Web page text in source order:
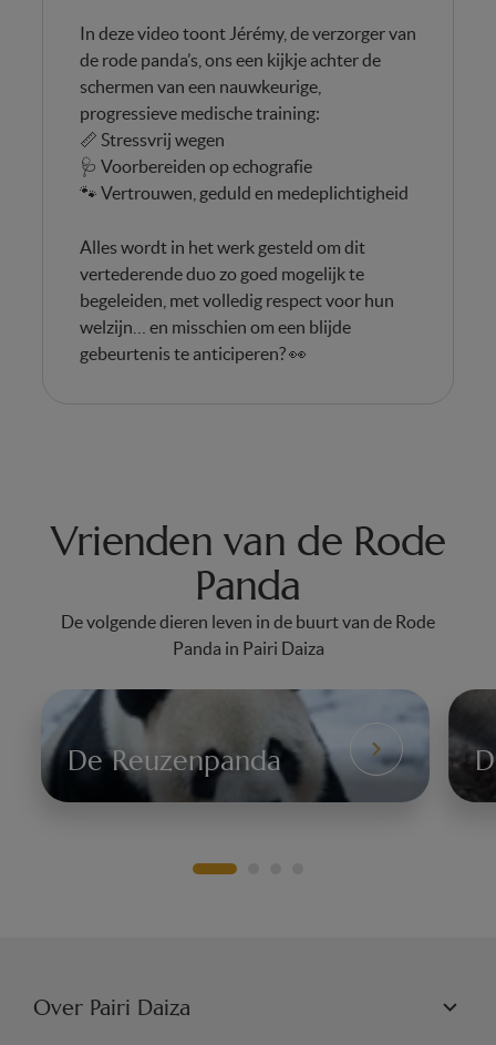
In deze video toont Jérémy, de verzorger van
de rode panda’s, ons een kijkje achter de
schermen van een nauwkeurige,
progressieve medische training:
📏 Stressvrij wegen
🩺 Voorbereiden op echografie
🐾 Vertrouwen, geduld en medeplichtigheid
Alles wordt in het werk gesteld om dit
vertederende duo zo goed mogelijk te
begeleiden, met volledig respect voor hun
welzijn… en misschien om een blijde
gebeurtenis te anticiperen? 👀
Vrienden van de Rode
Panda
De volgende dieren leven in de buurt van de Rode
Panda in Pairi Daiza
De
Reuzenpanda
De Reuzenpanda
Over Pairi Daiza